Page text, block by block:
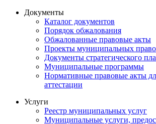
Документы
Каталог документов
Порядок обжалования
Обжалованные правовые акты
Проекты муниципальных
Документы стратегического
Муниципальные программы
Нормативные правовые акты
аттестации
Услуги
Реестр муниципальных услуг
Муниципальные услуги,